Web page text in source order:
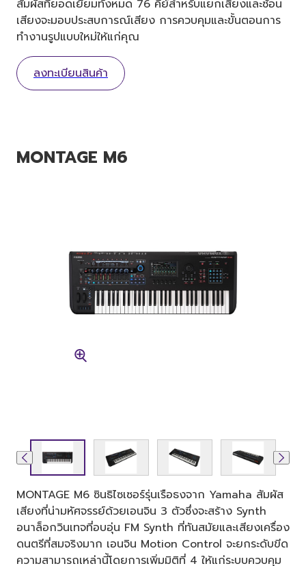
สัมผัสที่ยอดเยี่ยมทั้งหมด 76 คีย์สำหรับแยกเสียงและซ้อน
เสียงจะมอบประสบการณ์เสียง การควบคุมและขั้นตอนการ
ทำงานรูปแบบใหม่ให้แก่คุณ
ลงทะเบียนสินค้า
MONTAGE M6
MONTAGE M6 ซินธิไซเซอร์รุ่นเรือธงจาก Yamaha สัมผัส
เสียงที่น่ามหัศจรรย์ด้วยเอนจิน 3 ตัวซึ่งจะสร้าง Synth
อนาล็อกวินเทจที่อบอุ่น FM Synth ที่ทันสมัยและเสียงเครื่อง
ดนตรีที่สมจริงมาก เอนจิน Motion Control จะยกระดับขีด
ความสามารถเหล่านี้โดยการเพิ่มมิติที่ 4 ให้แก่ระบบควบคุม